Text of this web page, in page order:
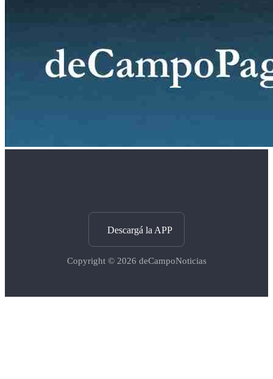
Descargá la APP
Copyright © 2026 deCampoNoticias